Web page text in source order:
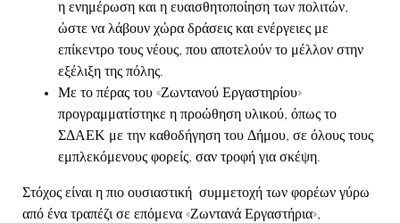
η ενημέρωση και η ευαισθητοποίηση των πολιτών,
ώστε να λάβουν χώρα δράσεις και ενέργειες με
επίκεντρο τους νέους, που αποτελούν το μέλλον στην
εξέλιξη της πόλης.
Με το πέρας του «Ζωντανού Εργαστηρίου»
προγραμματίστηκε η προώθηση υλικού, όπως το
ΣΔΑΕΚ με την καθοδήγηση του Δήμου, σε όλους τους
εμπλεκόμενους φορείς, σαν τροφή για σκέψη.
Στόχος είναι η πιο ουσιαστική συμμετοχή των φορέων γύρω
από ένα τραπέζι σε επόμενα «Ζωντανά Εργαστήρια»,